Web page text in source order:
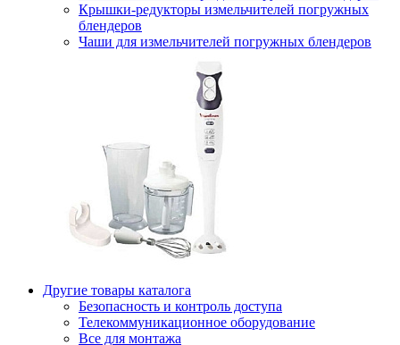
Крышки-редукторы измельчителей погружных
блендеров
Чаши для измельчителей погружных блендеров
Другие товары каталога
Безопасность и контроль доступа
Телекоммуникационное оборудование
Все для монтажа